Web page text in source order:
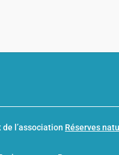
l’association Réserves